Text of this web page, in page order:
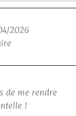
2026
de me rendre
!